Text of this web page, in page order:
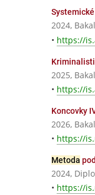
2024,
• https://
2025,
• https://
Koncovky
2026,
• https://
Metoda
2024,
• https://